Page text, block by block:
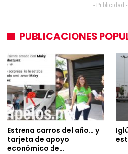
- Publicidad -
PUBLICACIONES
Estrena carros del año… y
tarjeta de apoyo
económico de…